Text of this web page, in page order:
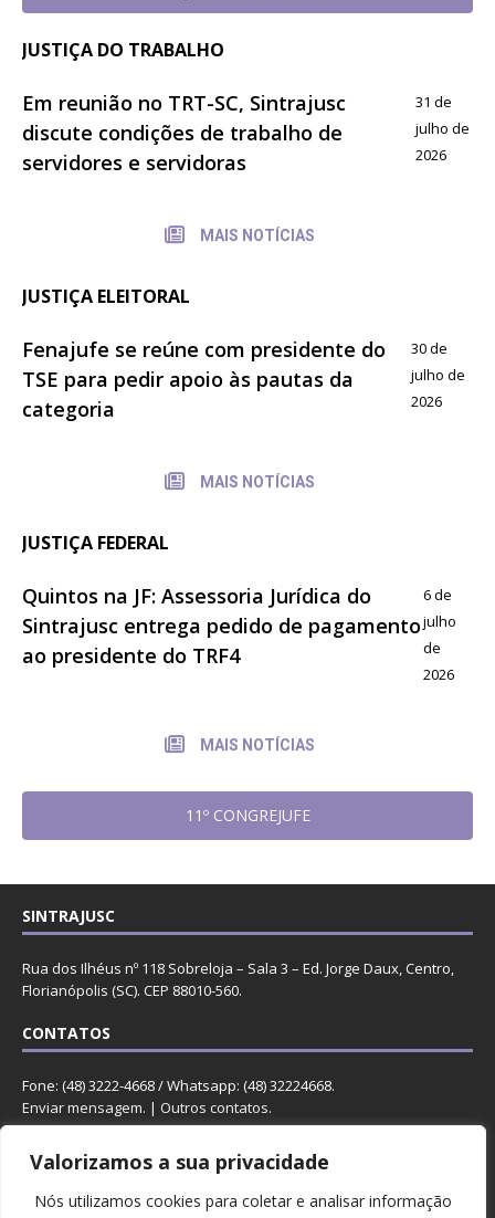
Valorizamos a sua privacidade
Nós utilizamos cookies para coletar e analisar informação
JUSTIÇA DO TRABALHO
Em reunião no TRT-SC, Sintrajusc
discute condições de trabalho de
servidores e servidoras
31 de
julho de
2026
MAIS NOTÍCIAS
JUSTIÇA ELEITORAL
Fenajufe se reúne com presidente do
TSE para pedir apoio às pautas da
categoria
30 de
julho de
2026
MAIS NOTÍCIAS
JUSTIÇA FEDERAL
Quintos na JF: Assessoria Jurídica do
Sintrajusc entrega pedido de pagamento
ao presidente do TRF4
6 de
julho
de
2026
MAIS NOTÍCIAS
11º CONGREJUFE
SINTRAJUSC
Rua dos Ilhéus nº 118 Sobreloja – Sala 3 – Ed. Jorge Daux, Centro,
Florianópolis (SC). CEP 88010-560.
CONTATOS
Fone: (48) 3222-4668 / Whatsapp: (48) 32224668.
Enviar mensagem. | Outros contatos.
REDES